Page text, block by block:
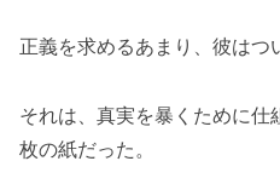
正義を求めるあまり、彼はつ
それは、真実を暴くために仕
枚の紙だった。